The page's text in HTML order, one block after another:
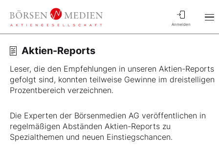
Anmelden
Aktien-Reports
Leser, die den Empfehlungen in unseren Aktien-Reports
gefolgt sind, konnten teilweise Gewinne im dreistelligen
Prozentbereich verzeichnen.
Die Experten der Börsenmedien AG veröffentlichen in
regelmäßigen Abständen Aktien-Reports zu
Spezialthemen und neuen Einstiegschancen.